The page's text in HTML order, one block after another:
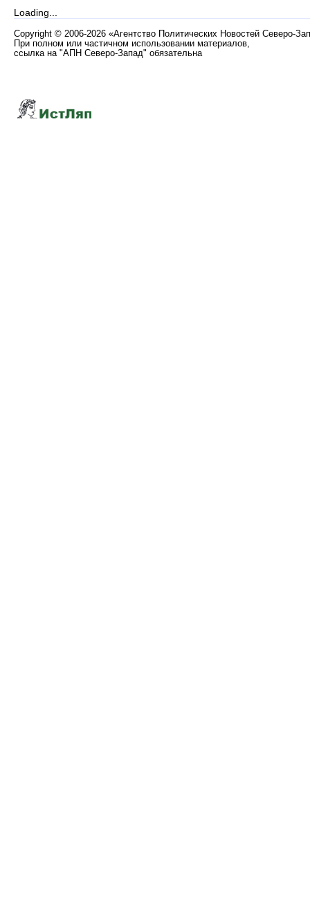
Loading...
Copyright © 2006-2026 «Агентство Политических Новостей Северо-
При полном или частичном использовании материалов,
ссылка на "АПН Северо-Запад" обязательна